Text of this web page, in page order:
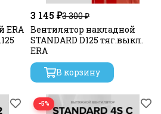
ERA
3 145 ₽3 300 ₽
Вентилятор накладной
STANDARD D125 тяг.выкл.
ERA
В корзину
−5%